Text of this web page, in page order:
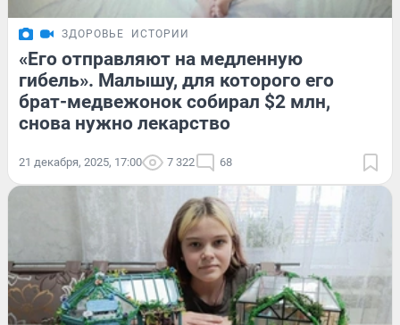
ЗДОРОВЬЕ ИСТОРИИ
«Его отправляют на медленную
гибель». Малышу, для которого его
брат-медвежонок собирал $2 млн,
снова нужно лекарство
21 декабря, 2025, 17:00 7 322 68